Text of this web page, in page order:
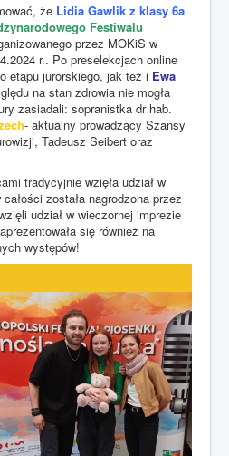
że Lidia Gawlik z klasy 6a
Festiwalu
przez MOKiS w
r.. Po preselekcjach online
etapu jurorskiego, jak też i Ewa
na stan zdrowia nie mogła
zasiadali: sopranistka dr hab.
- aktualny prowadzący Szansy
Tadeusz Seibert oraz
wzięła udział w
została nagrodzona przez
udział w wieczornej imprezie
się również na
występów!